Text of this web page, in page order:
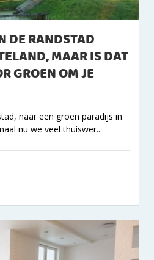
DE RANDSTAD
MAAR IS DAT
GROEN OM JE
naar een groen paradijs in
nu we veel thuiswer...